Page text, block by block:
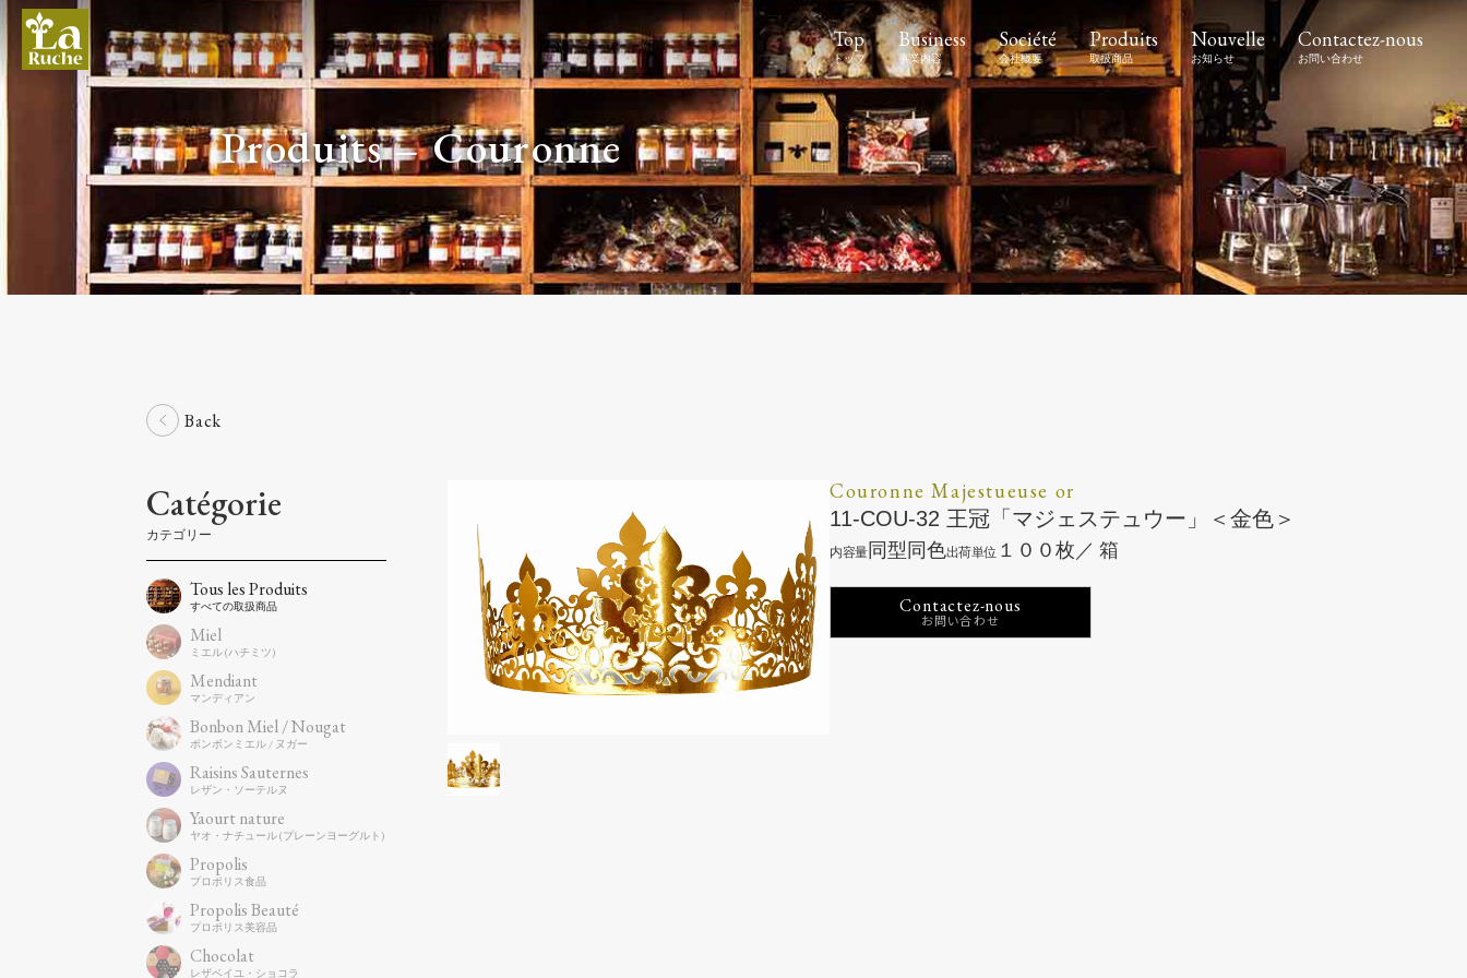
Top Business Société Produits Nouvelle Contactez-nous
Produits – Couronne
Back
Catégorie
Tous les Produits
Bonbon Miel / Nougat
Chocolat
Mendiant
Miel
Propolis
Propolis Beauté
Raisins Sauternes
Yaourt nature
Couronne Majestueuse or
11-COU-32 王冠「マジェステュウー」＜金色＞
同型同色 １００枚／ 箱
Contactez-nous